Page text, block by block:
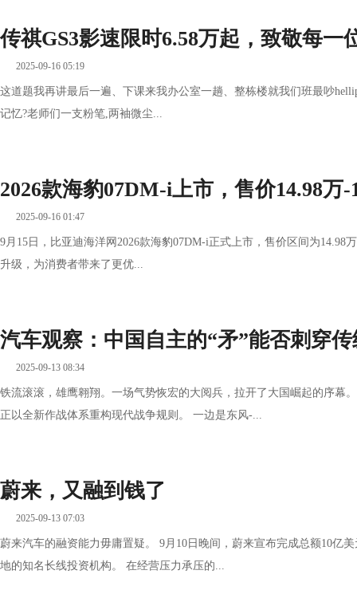
传祺GS3影速限时6.58万起，致敬每一
2025-09-16 05:19
这道题我再讲最后一遍、下课来我办公室一趟、整栋楼就我们班最吵
记忆?老师们一支粉笔,两袖微尘...
2026款海豹07DM-i上市，售价14.98万-
2025-09-16 01:47
9月15日，比亚迪海洋网2026款海豹07DM-i正式上市，售价区间为14.98
升级，为消费者带来了更优...
汽车观察：中国自主的“矛”能否刺穿
2025-09-13 08:34
铁流滚滚，雄鹰翱翔。一场气势恢宏的大阅兵，拉开了大国崛起的序幕
正以全新作战体系重构现代战争规则。 一边是东风-...
蔚来，又融到钱了
2025-09-13 07:03
蔚来汽车的融资能力毋庸置疑。 9月10日晚间，蔚来宣布完成总额10亿
地的知名长线投资机构。 在经营压力承压的...